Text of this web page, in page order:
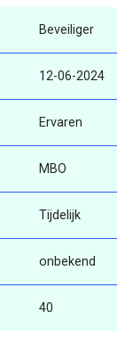
Beveiliger
12-06-2024
Ervaren
MBO
Tijdelijk
onbekend
40